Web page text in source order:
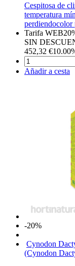
Cespitosa de
temperatura
perdiendocolor
Tarifa WEB
SIN
452,32 €
Añadir a cesta
-20%
Cynodon
(Cynodon